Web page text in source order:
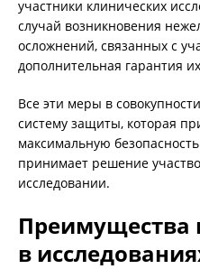
участники клинических
случай возникновения
осложнений, связанных с
дополнительная гарантия
Все эти меры в
систему защиты, которая
максимальную
принимает решение
исследовании.
Преимущества
в